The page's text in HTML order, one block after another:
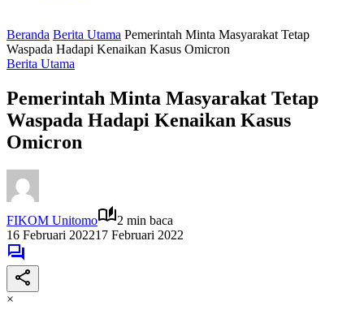
Beranda Berita Utama Pemerintah Minta Masyarakat Tetap
Waspada Hadapi Kenaikan Kasus Omicron
Berita Utama
Pemerintah Minta Masyarakat Tetap
Waspada Hadapi Kenaikan Kasus
Omicron
FIKOM Unitomo
2 min baca
16 Februari 202217 Februari 2022
×